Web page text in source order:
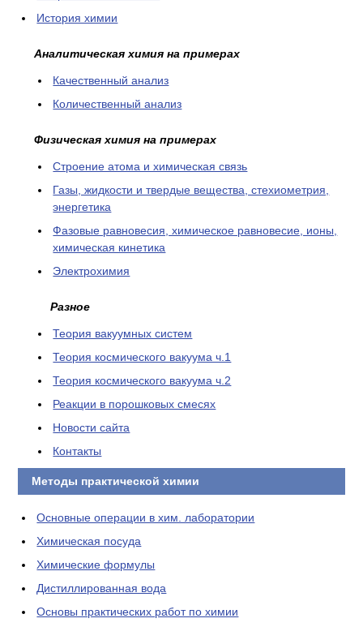
История химии
Аналитическая химия на примерах
Качественный анализ
Количественный анализ
Физическая химия на примерах
Cтроение атома и химическая связь
Газы, жидкости и твердые вещества, стехиометрия,
энергетика
Фазовые равновесия, химическое равновесие, ионы,
химическая кинетика
Электрохимия
Разное
Теория вакуумных систем
Теория космического вакуума ч.1
Теория космического вакуума ч.2
Реакции в порошковых смесях
Новости сайта
Контакты
Методы практической химии
Основные операции в хим. лаборатории
Химическая посуда
Химические формулы
Дистиллированная вода
Основы практических работ по химии